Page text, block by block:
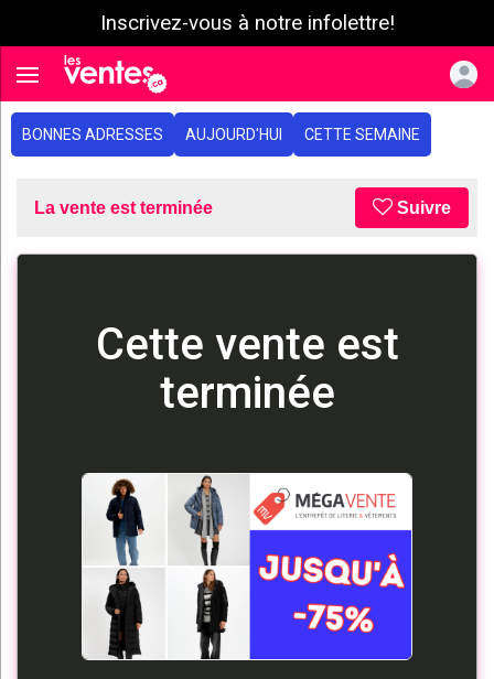
Inscrivez-vous à notre infolettre!
Toggle navigation
BONNES ADRESSES AUJOURD'HUI CETTE SEMAINE
La vente est terminée Suivre
Cette vente est
terminée